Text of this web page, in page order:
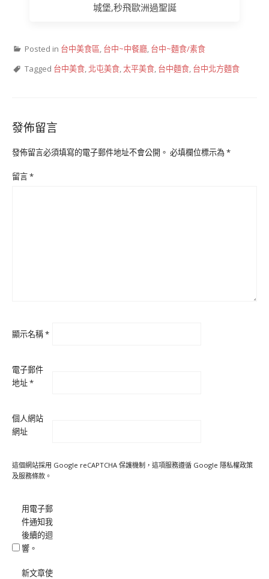
城堡,秒飛歐洲過聖誕
Posted in 台中美食區, 台中~中餐廳, 台中~麵食/素食
Tagged 台中美食,北屯美食,太平美食, 台中麵食, 台中北方麵食
發佈留言
發佈留言必須填寫的電子郵件地址不會公開。 必填欄位標示為*
留言*
顯示名稱*
電子郵件
地址*
個人網站
網址
這個網站採用 Google reCAPTCHA 保護機制，這項服務遵循 Google 隱私權政策
及服務條款 。
用電子郵
件通知我
後續的迴
響。
新文章使